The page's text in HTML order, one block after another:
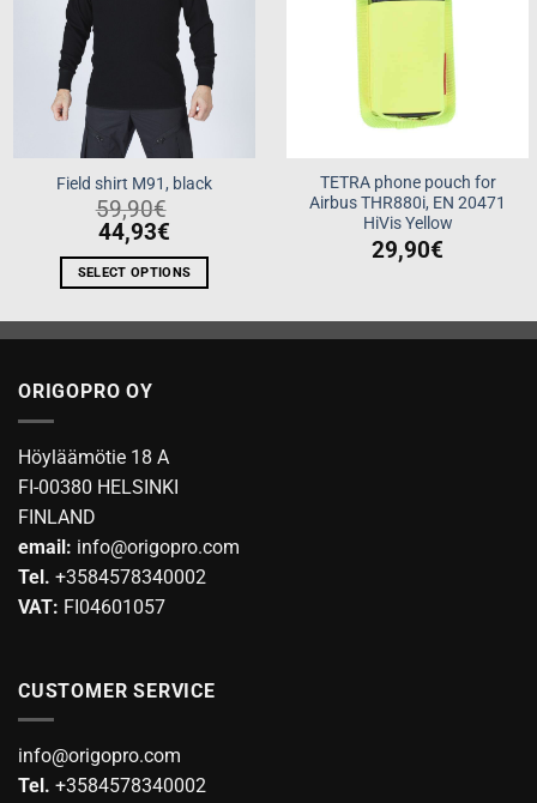
Field shirt M91, black
59,90€
44,93€
SELECT OPTIONS
product
variants.
options
may
on
the
product
TETRA phone pouch for
Airbus THR880i, EN 20471
HiVis Yellow
29,90€
ORIGOPRO OY
Höyläämötie 18 A
FI-00380 HELSINKI
FINLAND
email: info@origopro.com
Tel. +3584578340002
VAT: FI04601057
CUSTOMER SERVICE
info@origopro.com
Tel. +3584578340002